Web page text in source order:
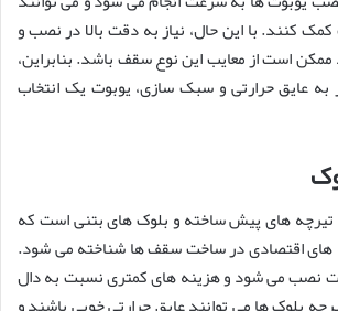
کنند. با این حال، نیاز به دقت بالا در نصب و
ممکن است از معایب این نوع سقف باشد. بنابراین،
به عایق حرارتی و سبک سازی، یوبوت یک انتخاب
تیرچه های پیش ساخته و بلوک های بتنی است که
های اقتصادی در ساخت سقف ها شناخته می شود.
نصب می شود و هزینه های کمتری نسبت به دال